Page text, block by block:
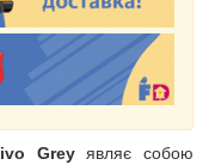
Greyявляє собою